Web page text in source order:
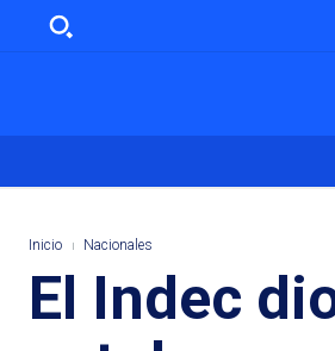
Inicio Nacionales
El Indec